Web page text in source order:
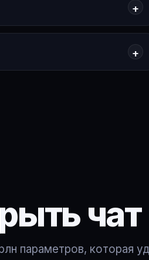
чат
параметров, которая